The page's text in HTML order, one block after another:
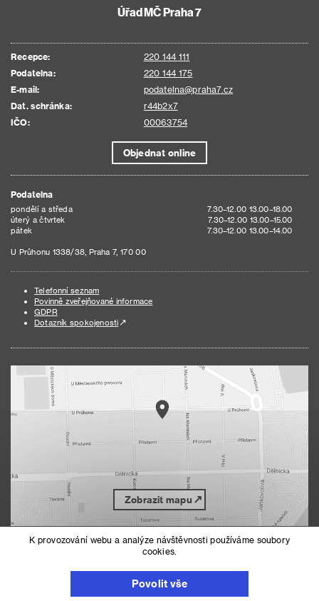
Úřad MČ Praha 7
Recepce:
220 144 111
Podatelna:
220 144 175
E-mail:
podatelna@praha7.cz
Dat. schránka:
r44b2x7
IČO:
00063754
Objednat online
Podatelna
pondělí a středa
7.30–12.00 13.00–18.00
úterý a čtvrtek
7.30–12.00 13.00–15.00
pátek
7.30–12.00 13.00–14.00
U Průhonu 1338/38, Praha 7, 170 00
Telefonní seznam
Povinně zveřejňované informace
GDPR
Dotazník spokojenosti
Zobrazit mapu
Nastavení cookies
K provozování webu a analýze návštěvnosti používáme soubory
cookies.
Povolit vše